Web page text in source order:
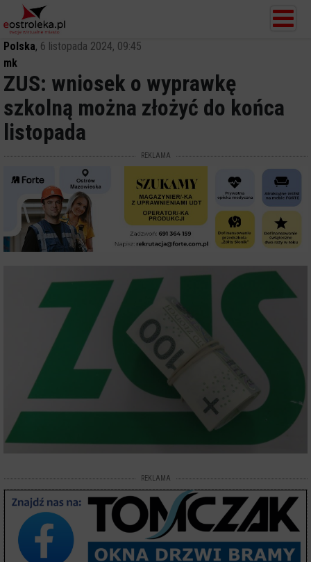
Polska, 6 listopada 2024, 09:45
mk
ZUS: wniosek o wyprawkę
szkolną można złożyć do końca
listopada
REKLAMA
REKLAMA